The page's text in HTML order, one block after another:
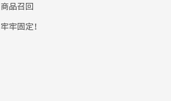
商品召回
牢牢固定！